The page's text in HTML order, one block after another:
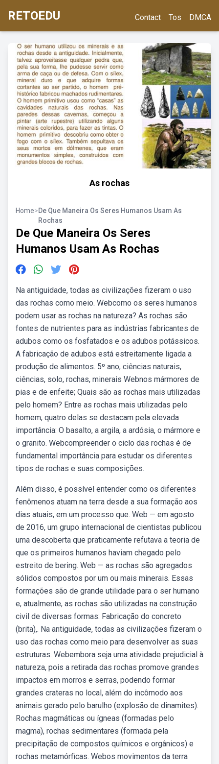
RETOEDU Contact Tos DMCA
As rochas
Home>De Que Maneira Os Seres Humanos Usam As
Rochas
De Que Maneira Os Seres
Humanos Usam As Rochas
Na antiguidade, todas as civilizações fizeram o uso
das rochas como meio. Webcomo os seres humanos
podem usar as rochas na natureza? As rochas são
fontes de nutrientes para as indústrias fabricantes de
adubos como os fosfatados e os adubos potássicos.
A fabricação de adubos está estreitamente ligada a
produção de alimentos. 5º ano, ciências naturais,
ciências, solo, rochas, minerais Webnos mármores de
pias e de enfeite; Quais são as rochas mais utilizadas
pelo homem? Entre as rochas mais utilizadas pelo
homem, quatro delas se destacam pela elevada
importância: O basalto, a argila, a ardósia, o mármore e
o granito. Webcompreender o ciclo das rochas é de
fundamental importância para estudar os diferentes
tipos de rochas e suas composições.
Além disso, é possível entender como os diferentes
fenômenos atuam na terra desde a sua formação aos
dias atuais, em um processo que. Web — em agosto
de 2016, um grupo internacional de cientistas publicou
uma descoberta que praticamente refutava a teoria de
que os primeiros humanos haviam chegado pelo
estreito de bering. Web — as rochas são agregados
sólidos compostos por um ou mais minerais. Essas
formações são de grande utilidade para o ser humano
e, atualmente, as rochas são utilizadas na construção
civil de diversas formas: Fabricação do concreto
(brita),. Na antiguidade, todas as civilizações fizeram o
uso das rochas como meio para desenvolver as suas
estruturas. Webembora seja uma atividade prejudicial à
natureza, pois a retirada das rochas promove grandes
impactos em morros e serras, podendo formar
grandes crateras no local, além do incômodo aos
animais gerado pelo barulho (explosão de dinamites).
Rochas magmáticas ou ígneas (formadas pelo
magma), rochas sedimentares (formada pela
precipitação de compostos químicos e orgânicos) e
rochas metamórficas. Webos movimentos da terra